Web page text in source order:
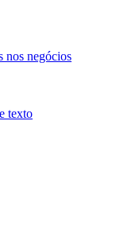
nos negócios
texto